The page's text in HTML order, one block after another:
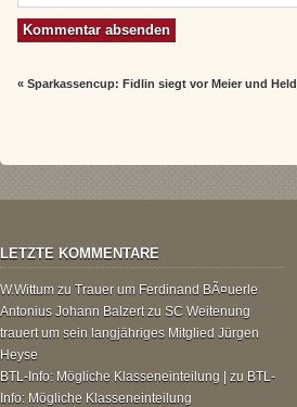
«Sparkassencup: Fidlin siegt vor Meier und Held
LETZTE KOMMENTARE
W.Wittum zu Trauer um Ferdinand BÃ¤uerle
Antonius Johann Balzertzu SC Weitenung
trauert um sein langjähriges Mitglied Jürgen
Heyse
BTL-Info: Mögliche Klasseneinteilung | zu BTL-
Info: Mögliche Klasseneinteilung